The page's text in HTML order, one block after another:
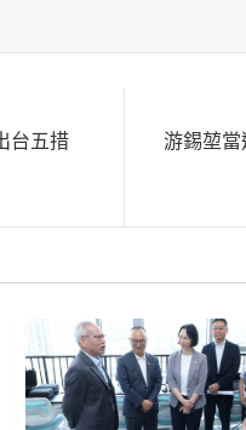
台五措
游錫堃